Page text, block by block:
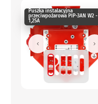
Puszka instalacyjna
przeciwpożarowa PIP-3AN W2 -
1,25A